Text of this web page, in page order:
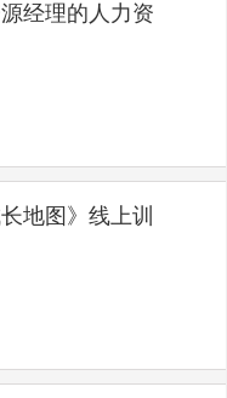
源经理的人力资
地图》线上训